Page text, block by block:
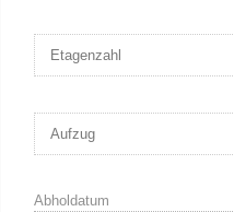
Abholdatum